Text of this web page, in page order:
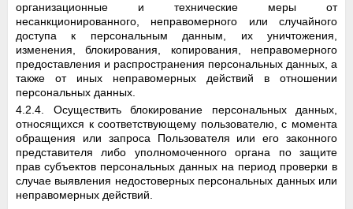
организационные и технические меры от
несанкционированного, неправомерного или случайного
доступа к персональным данным, их уничтожения,
изменения, блокирования, копирования, неправомерного
предоставления и распространения персональных данных, а
также от иных неправомерных действий в отношении
персональных данных.
4.2.4. Осуществить блокирование персональных данных,
относящихся к соответствующему пользователю, с момента
обращения или запроса Пользователя или его законного
представителя либо уполномоченного органа по защите
прав субъектов персональных данных на период проверки в
случае выявления недостоверных персональных данных или
неправомерных действий.